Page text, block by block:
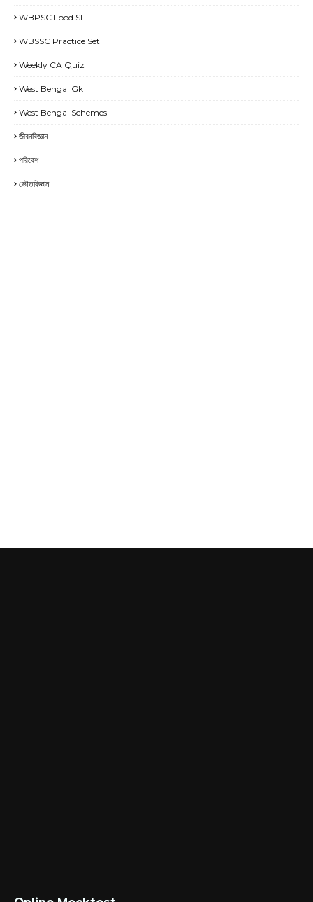
WBPSC Food SI
WBSSC Practice Set
Weekly CA Quiz
West Bengal Gk
West Bengal Schemes
জীবনবিজ্ঞান
পরিবেশ
ভৌতবিজ্ঞান